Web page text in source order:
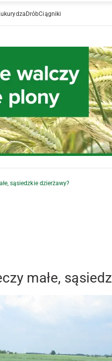
DróbCiągniki
sąsiedzkie dzierżawy?
małe,